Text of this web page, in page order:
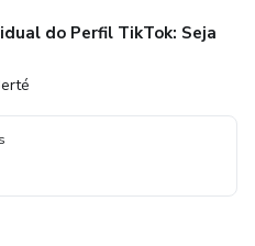
do Perfil TikTok: Seja